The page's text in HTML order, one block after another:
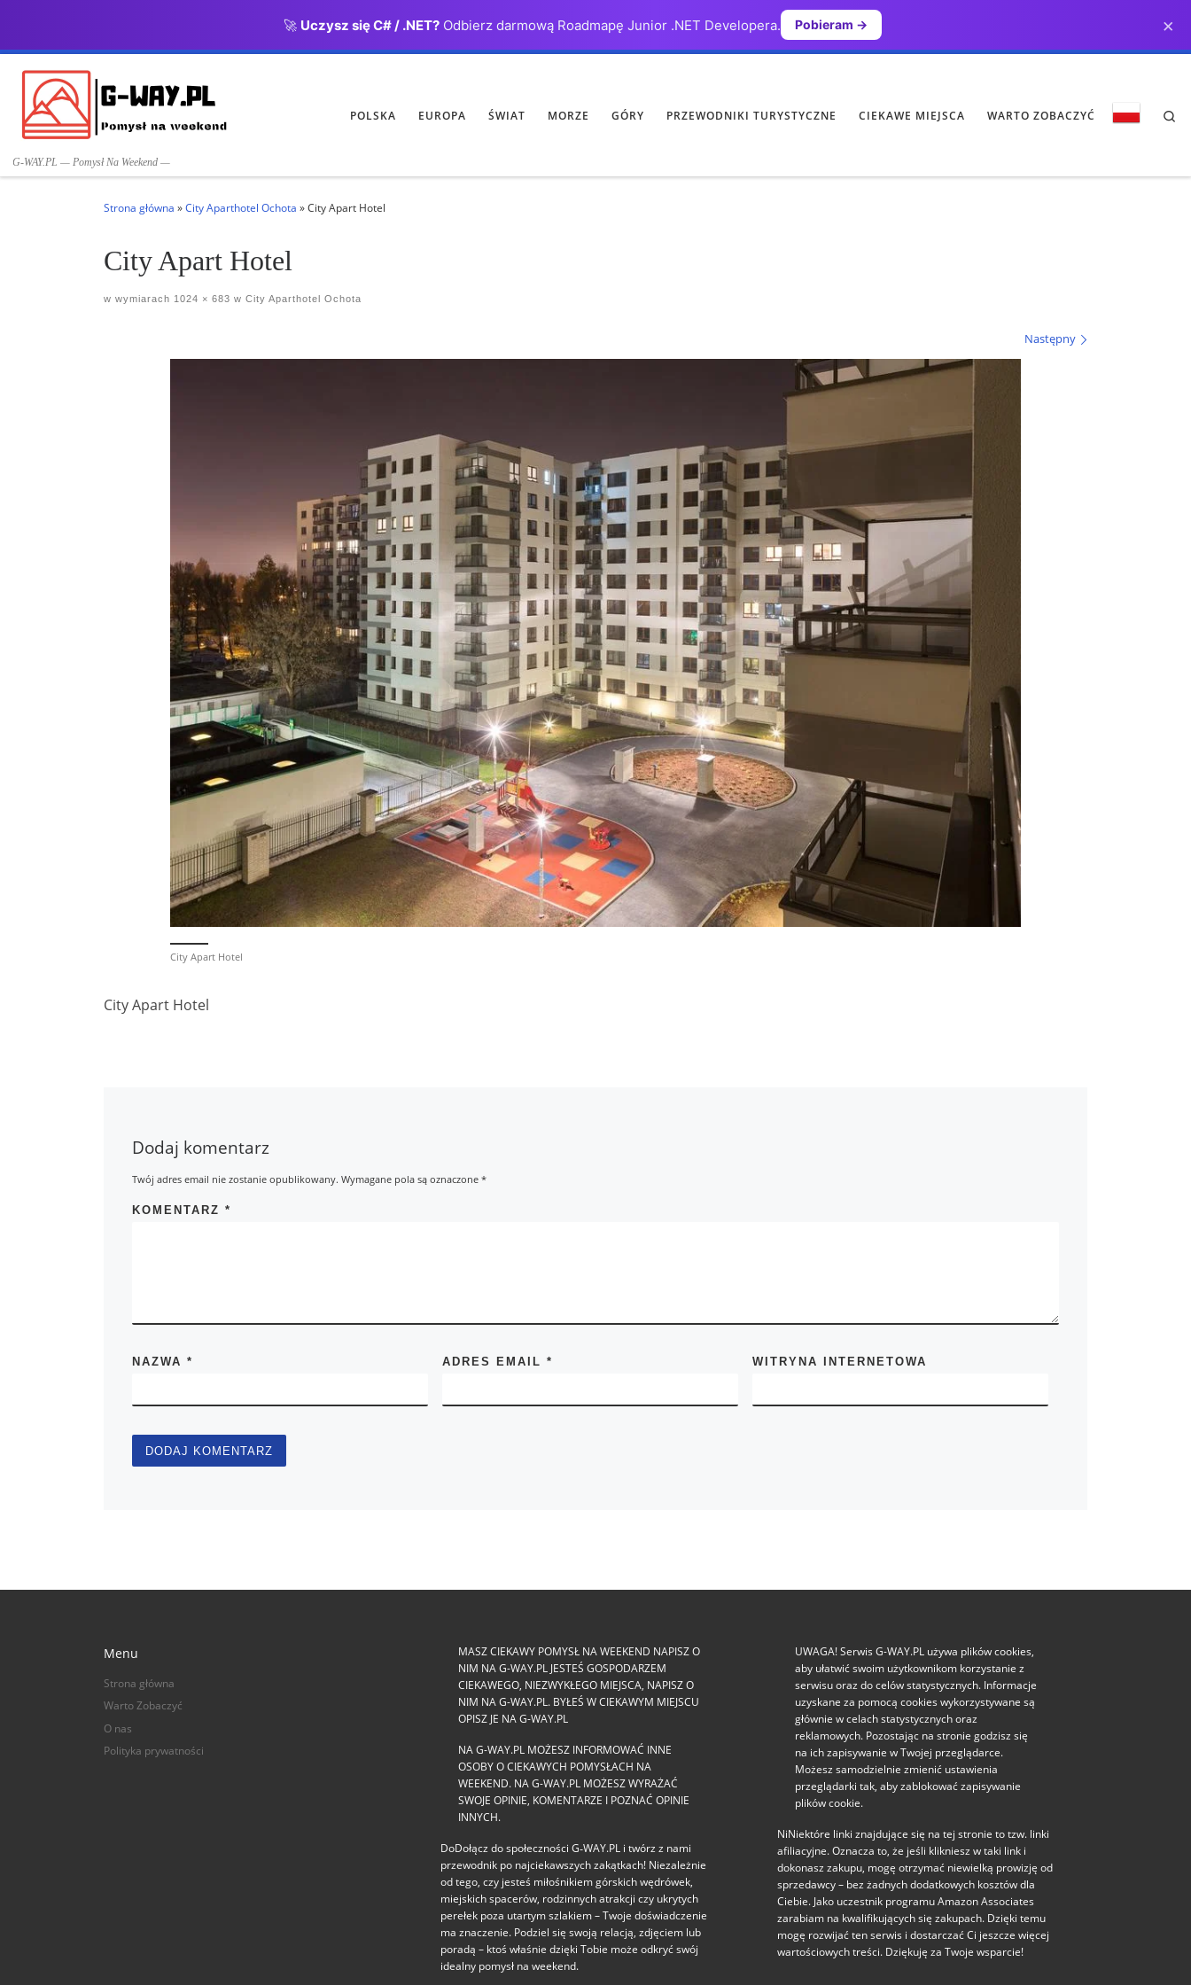
🚀 Uczysz się C# / .NET?Odbierz darmową Roadmapę Junior .NET Developera. Pobieram → ×
G-WAY.PL — Pomysł Na Weekend —
POLSKA EUROPA ŚWIAT MORZE GÓRY PRZEWODNIKI TURYSTYCZNE CIEKAWE MIEJSCA WARTO ZOBACZYĆ
Strona główna »City Aparthotel Ochota »City Apart Hotel
City Apart Hotel
w wymiarach 1024 × 683 w City Aparthotel Ochota
Następny
City Apart Hotel
City Apart Hotel
Dodaj komentarz
Twój adres email nie zostanie opublikowany. Wymagane pola są oznaczone*
KOMENTARZ*
NAZWA* ADRES EMAIL* WITRYNA INTERNETOWA
Menu
Strona główna
Warto Zobaczyć
O nas
Polityka prywatności
MASZ CIEKAWY POMYSŁ NA WEEKEND NAPISZ O
NIM NA G-WAY.PL JESTEŚ GOSPODARZEM
CIEKAWEGO, NIEZWYKŁEGO MIEJSCA, NAPISZ O
NIM NA G-WAY.PL. BYŁEŚ W CIEKAWYM MIEJSCU
OPISZ JE NA G-WAY.PL
NA G-WAY.PL MOŻESZ INFORMOWAĆ INNE
OSOBY O CIEKAWYCH POMYSŁACH NA
WEEKEND. NA G-WAY.PL MOŻESZ WYRAŻAĆ
SWOJE OPINIE, KOMENTARZE I POZNAĆ OPINIE
INNYCH.
DoDołącz do społeczności G‑WAY.PL i twórz z nami
przewodnik po najciekawszych zakątkach! Niezależnie
od tego, czy jesteś miłośnikiem górskich wędrówek,
miejskich spacerów, rodzinnych atrakcji czy ukrytych
perełek poza utartym szlakiem – Twoje doświadczenie
ma znaczenie. Podziel się swoją relacją, zdjęciem lub
poradą – ktoś właśnie dzięki Tobie może odkryć swój
idealny pomysł na weekend.
UWAGA! Serwis G-WAY.PL używa plików cookies,
aby ułatwić swoim użytkownikom korzystanie z
serwisu oraz do celów statystycznych. Informacje
uzyskane za pomocą cookies wykorzystywane są
głównie w celach statystycznych oraz
reklamowych. Pozostając na stronie godzisz się
na ich zapisywanie w Twojej przeglądarce.
Możesz samodzielnie zmienić ustawienia
przeglądarki tak, aby zablokować zapisywanie
plików cookie.
NiNiektóre linki znajdujące się na tej stronie to tzw. linki
afiliacyjne. Oznacza to, że jeśli klikniesz w taki link i
dokonasz zakupu, mogę otrzymać niewielką prowizję od
sprzedawcy – bez żadnych dodatkowych kosztów dla
Ciebie. Jako uczestnik programu Amazon Associates
zarabiam na kwalifikujących się zakupach. Dzięki temu
mogę rozwijać ten serwis i dostarczać Ci jeszcze więcej
wartościowych treści. Dziękuję za Twoje wsparcie!